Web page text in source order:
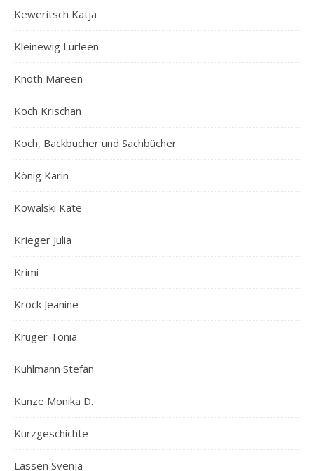
Keweritsch Katja
Kleinewig Lurleen
Knoth Mareen
Koch Krischan
Koch, Backbücher und Sachbücher
König Karin
Kowalski Kate
Krieger Julia
Krimi
Krock Jeanine
Krüger Tonia
Kuhlmann Stefan
Kunze Monika D.
Kurzgeschichte
Lassen Svenja